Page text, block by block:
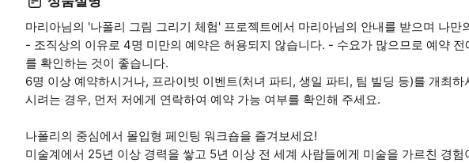
마리아님의 '나폴리 그림 그리기 체험' 프로젝트에서 마리아님의 안내를 받으며 나만
- 조직상의 이유로 4명 미만의 예약은 허용되지 않습니다. - 수요가 많으므로 예약
를 확인하는 것이 좋습니다.
6명 이상 예약하시거나, 프라이빗 이벤트(처녀 파티, 생일 파티, 팀 빌딩 등)를 개최
시려는 경우, 먼저 저에게 연락하여 예약 가능 여부를 확인해 주세요.
나폴리의 중심에서 몰입형 페인팅 워크숍을 즐겨보세요!
미술계에서 25년 이상 경력을 쌓고 5년 이상 전 세계 사람들에게 미술을 가르친 경